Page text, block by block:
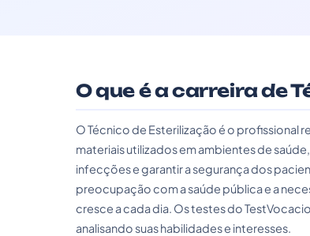
O que é a carreira de
O Técnico de Esterilização é o profissional
materiais utilizados em ambientes de
infecções e garantir a segurança dos
preocupação com a saúde pública e a
cresce a cada dia. Os testes do
analisando suas habilidades e interesses.